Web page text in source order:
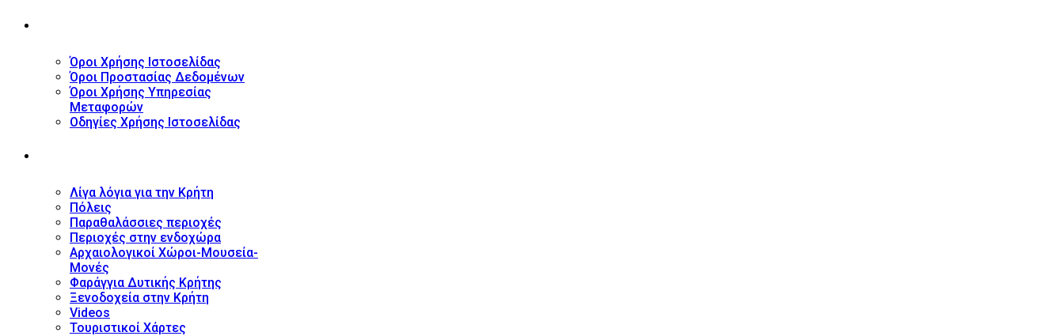
Όροι Χρήσης Ιστοσελίδας
Όροι Προστασίας Δεδομένων
Όροι Χρήσης Υπηρεσίας
Μεταφορών
Οδηγίες Χρήσης Ιστοσελίδας
Λίγα λόγια για την Κρήτη
Πόλεις
Παραθαλάσσιες περιοχές
Περιοχές στην ενδοχώρα
Αρχαιολογικοί Χώροι-Μουσεία-
Μονές
Φαράγγια Δυτικής Κρήτης
Ξενοδοχεία στην Κρήτη
Videos
Τουριστικοί Χάρτες